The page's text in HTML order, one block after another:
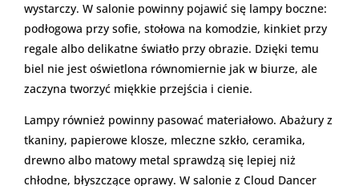
wystarczy. W salonie powinny pojawić się lampy boczne:
podłogowa przy sofie, stołowa na komodzie, kinkiet przy
regale albo delikatne światło przy obrazie. Dzięki temu
biel nie jest oświetlona równomiernie jak w biurze, ale
zaczyna tworzyć miękkie przejścia i cienie.
Lampy również powinny pasować materiałowo. Abażury z
tkaniny, papierowe klosze, mleczne szkło, ceramika,
drewno albo matowy metal sprawdzą się lepiej niż
chłodne, błyszczące oprawy. W salonie z Cloud Dancer